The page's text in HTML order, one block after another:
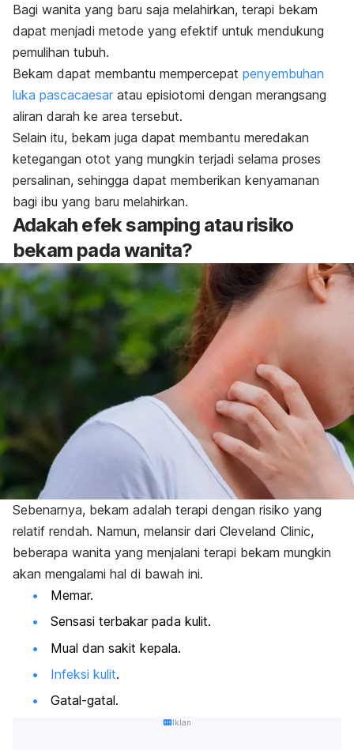
Bagi wanita yang baru saja melahirkan, terapi bekam
dapat menjadi metode yang efektif untuk mendukung
pemulihan tubuh.
Bekam dapat membantu mempercepat penyembuhan
luka pascacaesar atau episiotomi dengan merangsang
aliran darah ke area tersebut.
Selain itu, bekam juga dapat membantu meredakan
ketegangan otot yang mungkin terjadi selama proses
persalinan, sehingga dapat memberikan kenyamanan
bagi ibu yang baru melahirkan.
Adakah efek samping atau risiko
bekam pada wanita?
Sebenarnya, bekam adalah terapi dengan risiko yang
relatif rendah. Namun, melansir dari Cleveland Clinic,
beberapa wanita yang menjalani terapi bekam mungkin
akan mengalami hal di bawah ini.
Memar.
Sensasi terbakar pada kulit.
Mual dan sakit kepala.
Infeksi kulit.
Gatal-gatal.
Iklan